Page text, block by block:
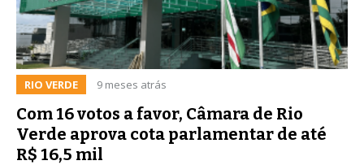
RIO VERDE 9 meses atrás
Com 16 votos a favor, Câmara de Rio
Verde aprova cota parlamentar de até
R$ 16,5 mil